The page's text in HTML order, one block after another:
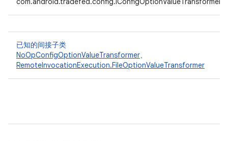
已知的间接子类
NoOpConfigOptionValueTransformer、
RemoteInvocationExecution.FileOptionValueTransformer